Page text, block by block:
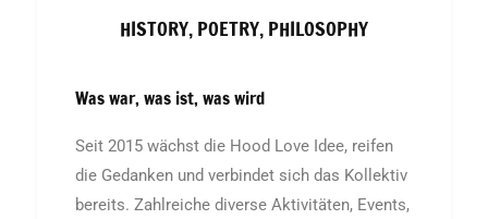
HISTORY, POETRY, PHILOSOPHY
Was war, was ist, was wird
Seit 2015 wächst die Hood Love Idee, reifen
die Gedanken und verbindet sich das Kollektiv
bereits. Zahlreiche diverse Aktivitäten, Events,